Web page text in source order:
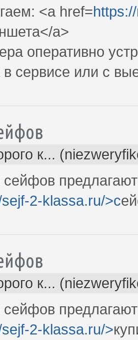
<a href=
a>
оперативно
в сервисе или с
к...
сейфов
2-klassa.ru/>c
к...
сейфов
2-klassa.ru/>